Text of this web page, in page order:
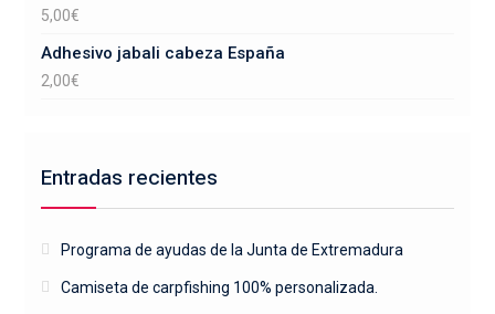
5,00€
Adhesivo jabali cabeza España
2,00€
Entradas recientes
Programa de ayudas de la Junta de Extremadura
Camiseta de carpfishing 100% personalizada.